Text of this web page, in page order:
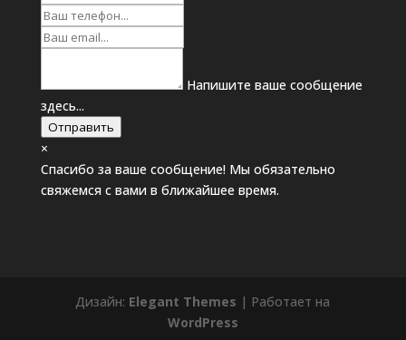
Напишите ваше сообщение
здесь...
Отправить
×
Спасибо за ваше сообщение! Мы обязательно
свяжемся с вами в ближайшее время.
Дизайн: Elegant Themes | Работает на
WordPress